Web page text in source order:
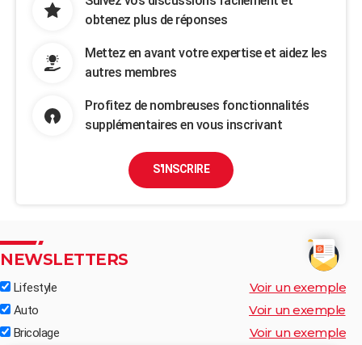
obtenez plus de réponses
Mettez en avant votre expertise et aidez les
autres membres
Profitez de nombreuses fonctionnalités
supplémentaires en vous inscrivant
S'INSCRIRE
NEWSLETTERS
Lifestyle Voir un exemple
Auto Voir un exemple
Bricolage Voir un exemple